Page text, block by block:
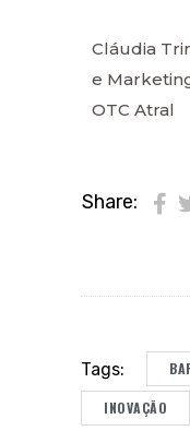
Cláudia
e
OTC Atral
Share:
Tags:
INOVAÇÃO